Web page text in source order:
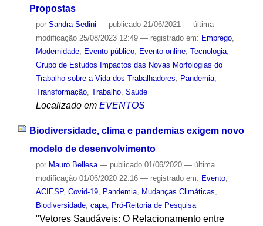
Propostas
por Sandra Sedini — publicado21/06/2021 — última
modificação25/08/2023 12:49 — registrado em: Emprego,
Modernidade, Evento público, Evento online, Tecnologia,
Grupo de Estudos Impactos das Novas Morfologias do
Trabalho sobre a Vida dos Trabalhadores, Pandemia,
Transformação, Trabalho, Saúde
Localizado em EVENTOS
Biodiversidade, clima e pandemias exigem novo
modelo de desenvolvimento
por Mauro Bellesa — publicado01/06/2020 — última
modificação01/06/2020 22:16 — registrado em: Evento,
ACIESP, Covid-19, Pandemia, Mudanças Climáticas
Biodiversidade, capa, Pró-Reitoria de Pesquisa
"Vetores Saudáveis: O Relacionamento entre